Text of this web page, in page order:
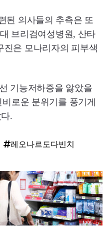
된 의사들의 추측은 또
브리검여성병원, 산타
진은 모나리자의 피부색
기능저하증을 앓았을
로운 분위기를 풍기게
.
레오나르도다빈치